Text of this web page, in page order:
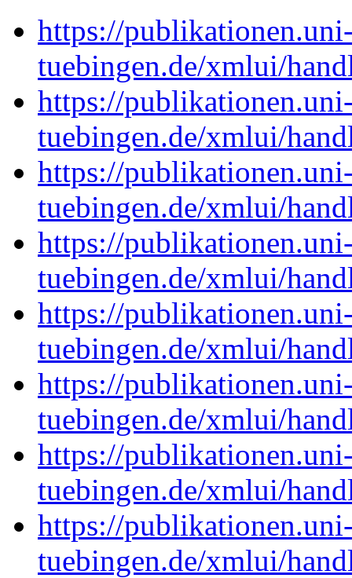
https://
tuebingen.de/xmlui/
https://
tuebingen.de/xmlui/
https://
tuebingen.de/xmlui/
https://
tuebingen.de/xmlui/
https://
tuebingen.de/xmlui/
https://
tuebingen.de/xmlui/
https://
tuebingen.de/xmlui/
https://
tuebingen.de/xmlui/